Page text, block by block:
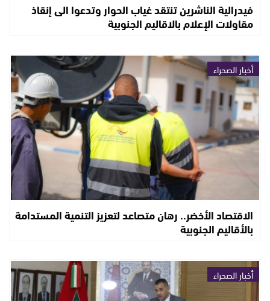
فيدرالية الناشرين تنتقد غياب الحوار وتدعوا الى إنقاذ
مقاولات الإعلام بالاقاليم الجنوبية
أخبار الصحراء
الاقتصاد الأخضر.. رهان متصاعد لتعزيز التنمية المستدامة
بالأقاليم الجنوبية
أخبار الصحراء